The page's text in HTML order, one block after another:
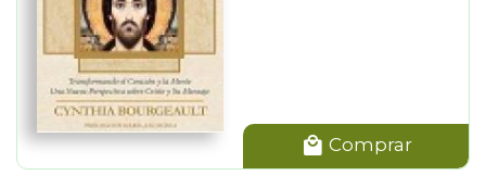
Comprar